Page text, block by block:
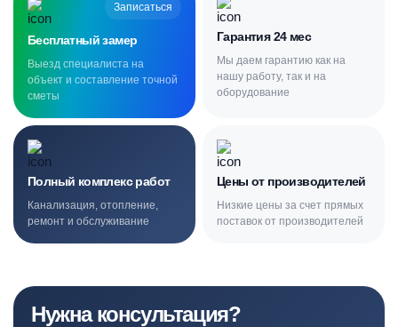
Записаться
Бесплатный замер
Выезд специалиста на
объект и составление точной
сметы
Гарантия 24 мес
Мы даем гарантию как на
нашу работу, так и на
оборудование
Полный комплекс работ
Канализация, отопление,
ремонт и обслуживание
Цены от производителей
Низкие цены за счет прямых
поставок от производителей
Нужна консультация?